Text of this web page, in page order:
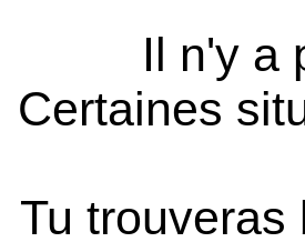
Il n'y a
Certaines
Tu